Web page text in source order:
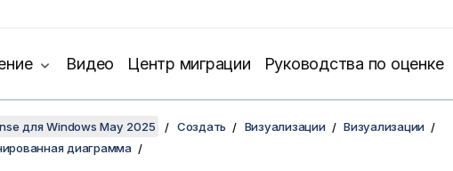
Видео Центр миграции Руководства по оценке
для Windows May 2025 Создать Визуализации
Визуализации
диаграмма